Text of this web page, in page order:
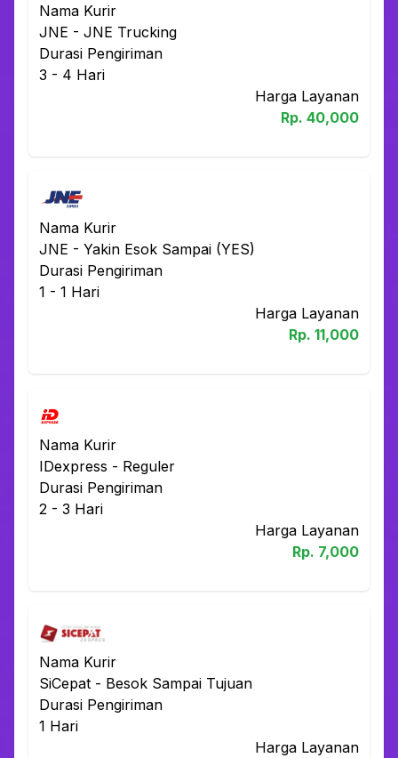
Nama Kurir
JNE - JNE Trucking
Durasi Pengiriman
3 - 4 Hari
Harga Layanan
Rp. 40,000
Nama Kurir
JNE - Yakin Esok Sampai (YES)
Durasi Pengiriman
1 - 1 Hari
Harga Layanan
Rp. 11,000
Nama Kurir
IDexpress - Reguler
Durasi Pengiriman
2 - 3 Hari
Harga Layanan
Rp. 7,000
Nama Kurir
SiCepat - Besok Sampai Tujuan
Durasi Pengiriman
1 Hari
Harga Layanan